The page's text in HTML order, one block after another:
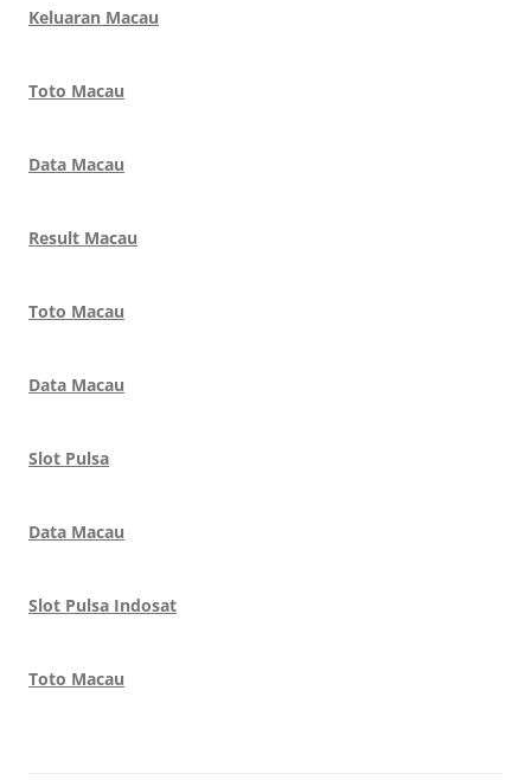
Keluaran Macau
Toto Macau
Data Macau
Result Macau
Toto Macau
Data Macau
Slot Pulsa
Data Macau
Slot Pulsa Indosat
Toto Macau